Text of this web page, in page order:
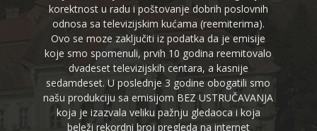
korektnost u radu i poštovanje dobrih poslovnih
odnosa sa televizijskim kućama (reemiterima).
Ovo se moze zaključiti iz podatka da je emisije
koje smo spomenuli, prvih 10 godina reemitovalo
dvadeset televizijskih centara, a kasnije
sedamdeset. U poslednje 3 godine obogatili smo
našu produkciju sa emisijom BEZ USTRUČAVANJA
koja je izazvala veliku pažnju gledaoca i koja
beleži rekordni broj pregleda na internet